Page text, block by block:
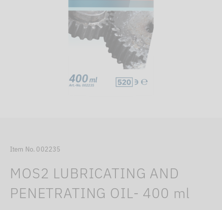
Item No. 002235
MOS2 LUBRICATING AND
PENETRATING OIL- 400 ml